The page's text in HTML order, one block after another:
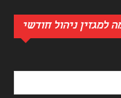
למגזין ניהול חודשי